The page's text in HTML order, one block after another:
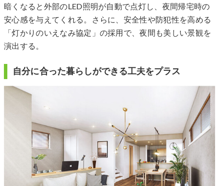
暗くなると外部のLED照明が自動で点灯し、夜間帰宅時の
安心感を与えてくれる。さらに、安全性や防犯性を高める
「灯かりのいえなみ協定」の採用で、夜間も美しい景観を
演出する。
自分に合った暮らしができる工夫をプラス